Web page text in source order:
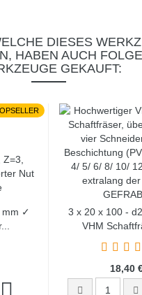
DIESES
HABEN AUCH
GEKAUFT:
mm ✓
3 x 20 x 100 -
VHM
18,40